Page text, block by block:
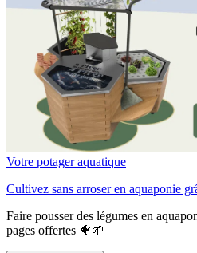
Votre potager aquatique
Cultivez sans arroser en aquaponie
Faire pousser des légumes en
pages offertes 🐠🌱